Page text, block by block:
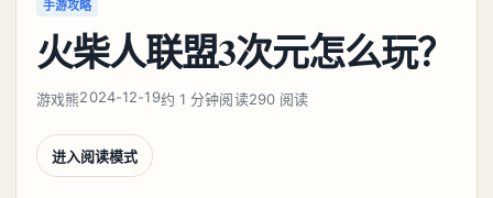
手游攻略
火柴人联盟3次元怎么玩？
游戏熊2024-12-19约 1 分钟阅读290 阅读
进入阅读模式